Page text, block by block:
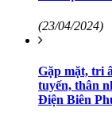
(23/04/2024)
Gặp mặt, tri
tuyến, thân
Điện Biên